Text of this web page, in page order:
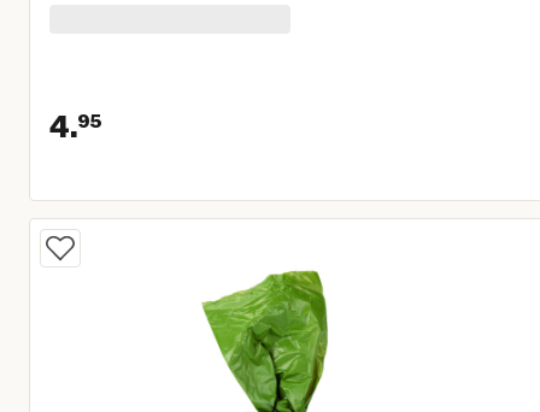
4.95
Huidige prijs € 4,95